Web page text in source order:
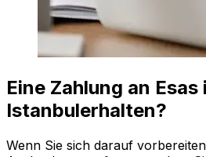
Eine Zahlung an Esas
Istanbulerhalten?
Wenn Sie sich darauf